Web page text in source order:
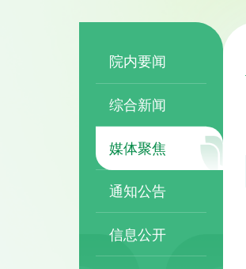
院内要闻
综合新闻
媒体聚焦
通知公告
信息公开